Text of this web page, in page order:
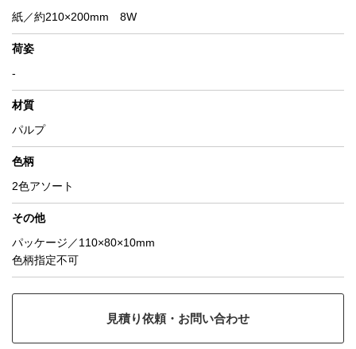
紙／約210×200mm 8W
荷姿
-
材質
パルプ
色柄
2色アソート
その他
パッケージ／110×80×10mm
色柄指定不可
見積り依頼・お問い合わせ